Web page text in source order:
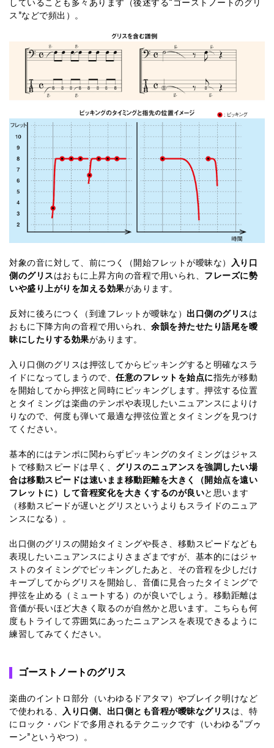
ス”などで頻出）。
対象の音に対して、前につく（開始フレットが曖昧な）
入り口
側のグリスはおもに上昇方向の音程で用いられ、 フレーズに勢
いや盛り上がりを加える効果があります。
反対に後ろにつく（到達フレットが曖昧な） 出口側のグリスは
おもに下降方向の音程で用いられ、 余韻を持たせたり語尾を曖
昧にしたりする効果があります。
入り口側のグリスは押弦してからピッキングすると明確なスラ
イドになってしまうので、 任意のフレットを始点に指先が移動
を開始してから押弦と同時にピッキングします。押弦する位置
とタイミングは楽曲のテンポや表現したいニュアンスによりけ
りなので、何度も弾いて最適な押弦位置とタイミングを見つけ
てください。
基本的にはテンポに関わらずピッキングのタイミングはジャス
トで移動スピードは早く、 グリスのニュアンスを強調したい場
合は移動スピードは速いまま移動距離を大きく（開始点を遠い
フレットに）して音程変化を大きくするのが良いと思います
（移動スピードが遅いとグリスというよりもスライドのニュア
ンスになる）。
出口側のグリスの開始タイミングや長さ、移動スピードなども
表現したいニュアンスによりさまざまですが、基本的にはジャ
ストのタイミングでピッキングしたあと、その音程を少しだけ
キープしてからグリスを開始し、音価に見合ったタイミングで
押弦を止める（ミュートする）のが良いでしょう。移動距離は
音価が長いほど大きく取るのが自然かと思います。こちらも何
度もトライして雰囲気にあったニュアンスを表現できるように
練習してみてください。
ゴーストノートのグリス
楽曲のイントロ部分（いわゆるドアタマ）やブレイク明けなど
で使われる、
入り口側、出口側とも音程が曖昧なグリスは、特
にロック・バンドで多用されるテクニックです（いわゆる“ブゥ
ーン”というやつ）。